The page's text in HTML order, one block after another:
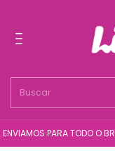
PARA TODO O BRASIL